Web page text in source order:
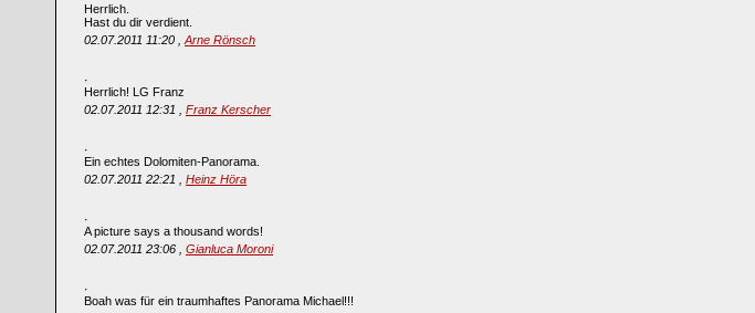
Herrlich.
Hast du dir verdient.
02.07.2011 11:20 , Arne Rönsch
Herrlich! LG Franz
02.07.2011 12:31 , Franz Kerscher
Ein echtes Dolomiten-Panorama.
02.07.2011 22:21 , Heinz Höra
A picture says a thousand words!
02.07.2011 23:06 , Gianluca Moroni
Boah was für ein traumhaftes Panorama Michael!!!